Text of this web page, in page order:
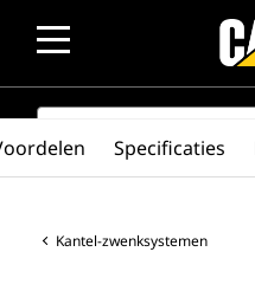
SEARCH
Kantel-zwenksystemen
Specificaties